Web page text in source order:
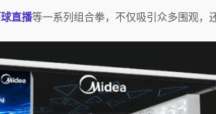
直播等一系列组合拳，不仅吸引众多围观，